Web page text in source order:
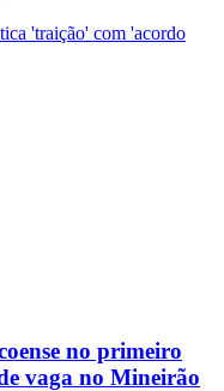
'traição' com 'acordo
no primeiro
vaga no Mineirão